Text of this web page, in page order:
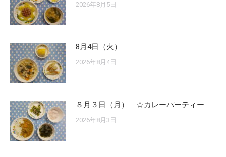
2026年8月5日
8月4日（火）
2026年8月4日
８月３日（月） ☆カレーパーティー
2026年8月3日